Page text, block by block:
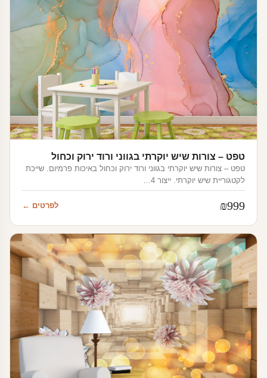
טפט – צורות שיש יוקרתי בגווני ורוד ירוק וכחול
טפט – צורות שיש יוקרתי בגווני ורוד ירוק וכחול באיכות פרמיום. שייכת
לקטגוריית שיש יוקרתי. ייצור 4…
₪999 לפרטים ←